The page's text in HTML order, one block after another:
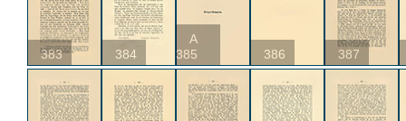
383 384
A
385
386 387